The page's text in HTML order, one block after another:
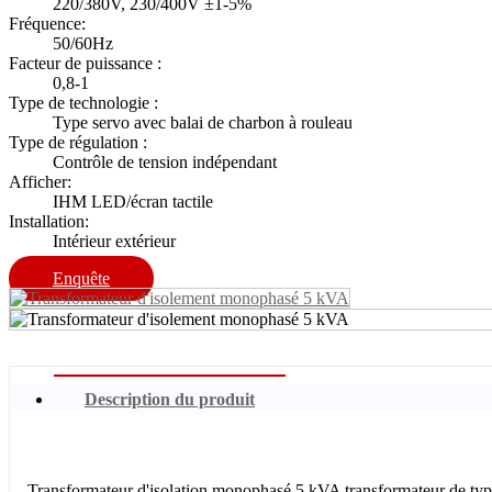
Fréquence:
50/60Hz
Facteur de puissance :
0,8-1
Type de technologie :
Type servo avec balai de charbon à rouleau
Type de régulation :
Contrôle de tension indépendant
Afficher:
IHM LED/écran tactile
Installation:
Intérieur extérieur
Enquête
Description du produit